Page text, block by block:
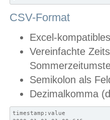
CSV-Format
Excel-
Vereinfachte
Semikolon als
Dezimalkomma
timestamp;value